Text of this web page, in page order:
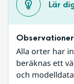
Lär
Alla orter har
beräknas ett
och